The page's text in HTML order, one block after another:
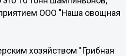
ООО "Наша овощная
хозяйством "Грибная